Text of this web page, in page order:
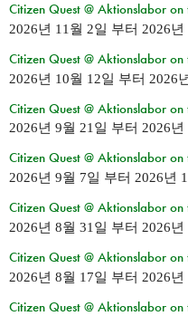
Citizen Quest @ Aktionslabor
2026년 11월 2일 부터 2026년
Citizen Quest @ Aktionslabor
2026년 10월 12일 부터 2026
Citizen Quest @ Aktionslabor
2026년 9월 21일 부터 2026년
Citizen Quest @ Aktionslabor on
2026년 9월 7일 부터 2026년
Citizen Quest @ Aktionslabor
2026년 8월 31일 부터 2026년
Citizen Quest @ Aktionslabor on
2026년 8월 17일 부터 2026년
Citizen Quest @ Aktionslabor